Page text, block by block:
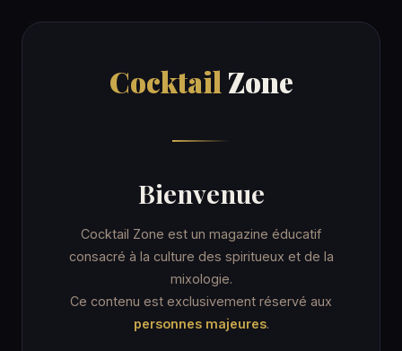
Cocktail Zone
Bienvenue
Cocktail Zone est un magazine éducatif
consacré à la culture des spiritueux et de la
mixologie.
Ce contenu est exclusivement réservé aux
personnes majeures.
CocktailZone
The Galah
11 min Verre Collins ★★☆ Intermédiaire